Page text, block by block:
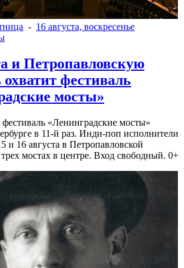
- 16 августа, воскресенье
и Петропавловскую
охватит фестиваль
мосты»
«Ленинградские мосты»
в 11-й раз. Инди-поп исполнители
и 16 августа в Петропавловской
мостах в центре. Вход свободный. 0+